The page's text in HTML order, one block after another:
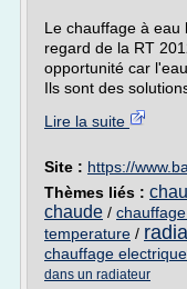
Le chauffage à eau
regard de la RT
opportunité car
Ils sont des
Lire la suite
Site : https://
Thèmes liés :
chaude /
temperature /
chauffage
dans un radiateur